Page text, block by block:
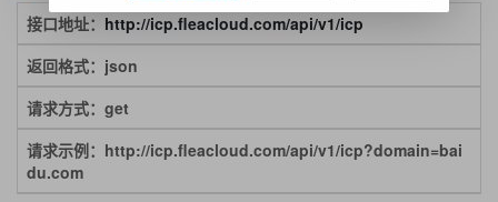
接口地址： http://icp.fleacloud.com/api/v1/icp
返回格式：json
请求方式：get
请求示例：http://icp.fleacloud.com/api/v1/icp?domain=bai
du.com